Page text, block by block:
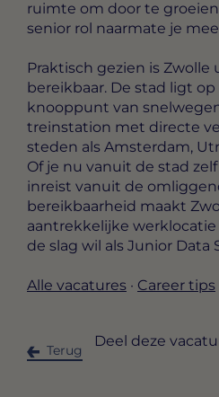
ruimte om door te
senior rol naarmate je
Praktisch gezien is Zwolle
bereikbaar. De stad ligt
knooppunt van
treinstation met directe
steden als Amsterdam,
Of je nu vanuit de stad
inreist vanuit de
bereikbaarheid maakt
aantrekkelijke
de slag wil als Junior Data
Alle vacatures · Career tips
Terug
Deel deze